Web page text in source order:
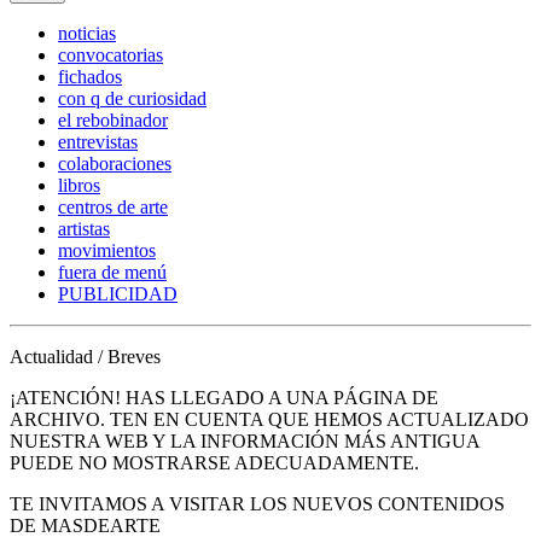
noticias
convocatorias
fichados
con q de curiosidad
el rebobinador
entrevistas
colaboraciones
libros
centros de arte
artistas
movimientos
fuera de menú
PUBLICIDAD
Actualidad / Breves
¡ATENCIÓN! HAS LLEGADO A UNA PÁGINA DE
ARCHIVO. TEN EN CUENTA QUE HEMOS ACTUALIZADO
NUESTRA WEB Y LA INFORMACIÓN MÁS ANTIGUA
PUEDE NO MOSTRARSE ADECUADAMENTE.
TE INVITAMOS A VISITAR LOS NUEVOS CONTENIDOS
DE MASDEARTE